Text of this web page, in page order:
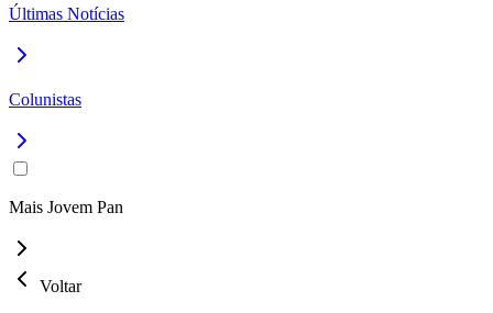
Últimas Notícias
Colunistas
Mais Jovem Pan
Voltar